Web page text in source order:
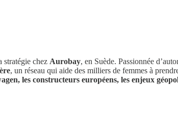
stratégie chez Aurobay, en Suède. Passionnée
, un réseau qui aide des milliers de femmes à
les constructeurs européens, les enjeux